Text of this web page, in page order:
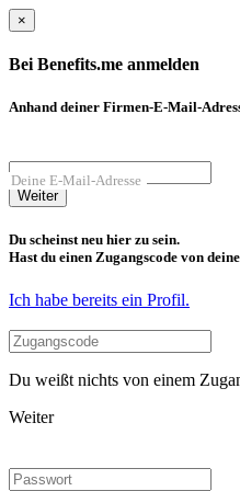
×
Bei Benefits.me anmelden
Anhand deiner Firmen-E-Mail-
Deine E-Mail-Adresse
Weiter
Du scheinst neu hier zu sein.
Hast du einen Zugangscode von
Ich habe bereits ein Profil.
Du weißt nichts von einem
Weiter